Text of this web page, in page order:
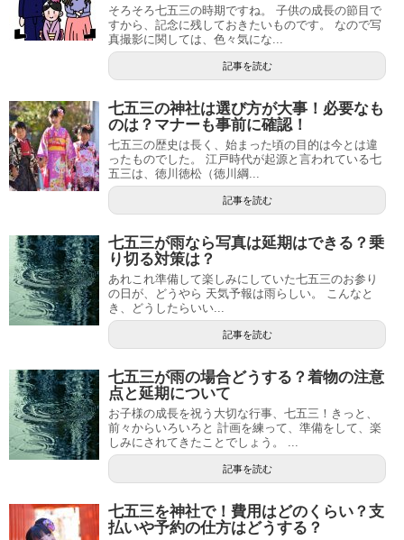
そろそろ七五三の時期ですね。 子供の成長の節目で
すから、記念に残しておきたいものです。 なので写
真撮影に関しては、色々気にな...
記事を読む
七五三の神社は選び方が大事！必要なも
のは？マナーも事前に確認！
七五三の歴史は長く、始まった頃の目的は今とは違
ったものでした。 江戸時代が起源と言われている七
五三は、徳川徳松（徳川綱...
記事を読む
七五三が雨なら写真は延期はできる？乗
り切る対策は？
あれこれ準備して楽しみにしていた七五三のお参り
の日が、どうやら 天気予報は雨らしい。 こんなと
き、どうしたらいい...
記事を読む
七五三が雨の場合どうする？着物の注意
点と延期について
お子様の成長を祝う大切な行事、七五三！きっと、
前々からいろいろと 計画を練って、準備をして、楽
しみにされてきたことでしょう。 ...
記事を読む
七五三を神社で！費用はどのくらい？支
払いや予約の仕方はどうする？